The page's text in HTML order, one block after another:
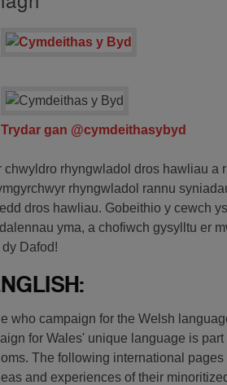
Trydar gan @cymdeithasybyd
chwyldro rhyngwladol dros hawliau a
rhyngwladol rannu
dros hawliau. Gobeithio y cewch
yma, a chofiwch gysylltu er
Dafod!
who campaign for the Welsh
for Wales' unique language is
The following international
and experiences of their